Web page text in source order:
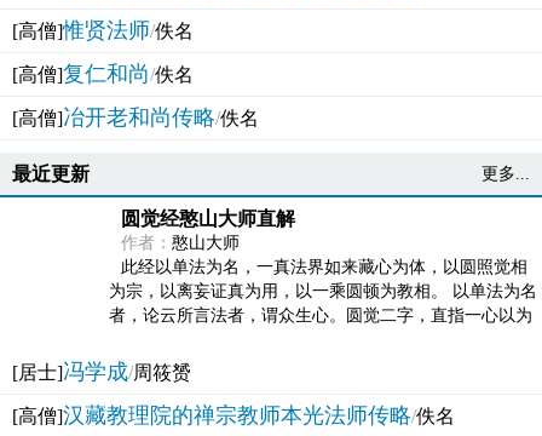
[高僧]惟贤法师/佚名
[高僧]复仁和尚/佚名
[高僧]冶开老和尚传略/佚名
最近更新 更多...
圆觉经憨山大师直解
作者： 憨山大师
此经以单法为名，一真法界如来藏心为体，以圆照觉相
为宗，以离妄证真为用，以一乘圆顿为教相。 以单法为名
者，论云所言法者，谓众生心。圆觉二字，直指一心以为
[居士]冯学成/周筱赟
[高僧]汉藏教理院的禅宗教师本光法师传略/佚名